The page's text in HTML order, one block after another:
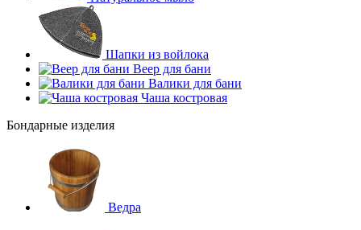
Шапки из войлока
Веер для бани
Валики для бани
Чаша костровая
Бондарные изделия
Ведра